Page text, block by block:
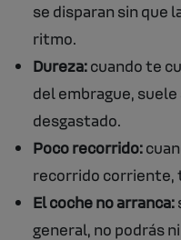
se disparan sin que
ritmo.
Dureza:cuando te
del embrague,
desgastado.
Poco recorrido:
recorrido corriente,
El coche no arranca:
general, no podrás